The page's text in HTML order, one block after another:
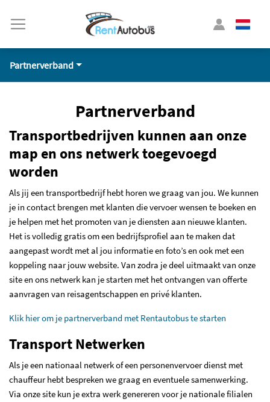
Partnerverband
Partnerverband
Transportbedrijven kunnen aan onze
map en ons netwerk toegevoegd
worden
Als jij een transportbedrijf hebt horen we graag van jou. We kunnen
je in contact brengen met klanten die vervoer wensen te boeken en
je helpen met het promoten van je diensten aan nieuwe klanten.
Het is volledig gratis om een bedrijfsprofiel aan te maken dat
aangepast wordt met al jou informatie en foto’s en ook met een
koppeling naar jouw website. Van zodra je deel uitmaakt van onze
site en ons netwerk kan je starten met het ontvangen van offerte
aanvragen van reisagentschappen en privé klanten.
Klik hier om je partnerverband met Rentautobus te starten
Transport Netwerken
Als je een nationaal netwerk of een personenvervoer dienst met
chauffeur hebt bespreken we graag en eventuele samenwerking.
Via onze site kun je extra werk genereren voor je nationale filialen